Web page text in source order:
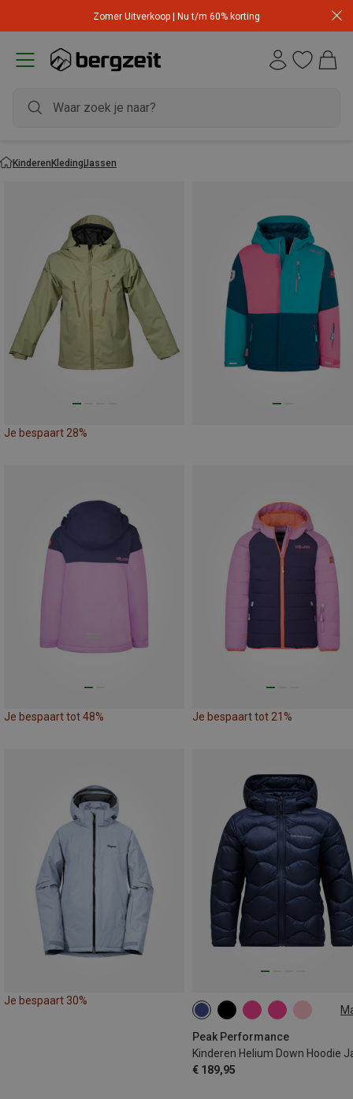
Zomer Uitverkoop | Nu t/m 60% korting
KinderenKledingJassen
Je bespaart 28%
Je bespaart tot 48% Je bespaart tot 21%
Je bespaart 30%
Peak Performance
Kinderen Helium Down Hoodie
€ 189,95
120 130 140
160
170